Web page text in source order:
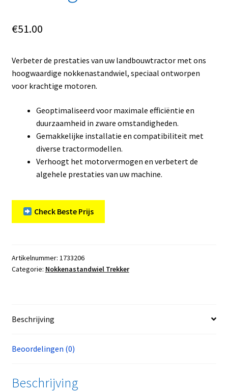
€51.00
Verbeter de prestaties van uw landbouwtractor met ons
hoogwaardige nokkenastandwiel, speciaal ontworpen
voor krachtige motoren.
Geoptimaliseerd voor maximale efficiëntie en
duurzaamheid in zware omstandigheden.
Gemakkelijke installatie en compatibiliteit met
diverse tractormodellen.
Verhoogt het motorvermogen en verbetert de
algehele prestaties van uw machine.
Check Beste Prijs
Artikelnummer: 1733206
Categorie: Nokkenastandwiel Trekker
Beschrijving
Beoordelingen (0)
Beschrijving